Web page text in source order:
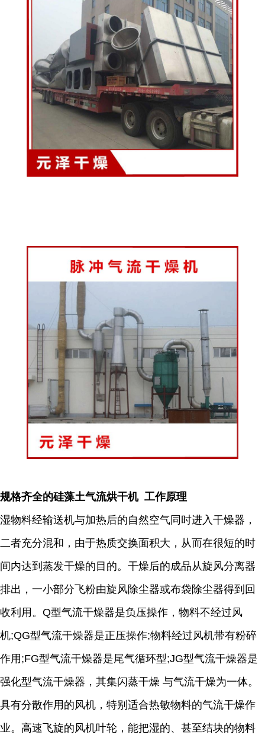
规格齐全的硅藻土气流烘干机 工作原理
湿物料经输送机与加热后的自然空气同时进入干燥器，
二者充分混和，由于热质交换面积大，从而在很短的时
间内达到蒸发干燥的目的。干燥后的成品从旋风分离器
排出，一小部分飞粉由旋风除尘器或布袋除尘器得到回
收利用。Q型气流干燥器是负压操作，物料不经过风
机;QG型气流干燥器是正压操作;物料经过风机带有粉碎
作用;FG型气流干燥器是尾气循环型;JG型气流干燥器是
强化型气流干燥器，其集闪蒸干燥 与气流干燥为一体。
具有分散作用的风机，特别适合热敏物料的气流干燥作
业。高速飞旋的风机叶轮，能把湿的、甚至结块的物料